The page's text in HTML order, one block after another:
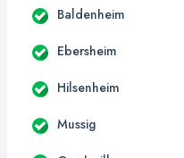
Baldenheim
Ebersheim
Hilsenheim
Mussig